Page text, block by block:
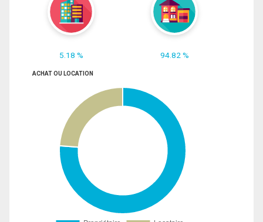
5.18 % 94.82 %
ACHAT OU LOCATION